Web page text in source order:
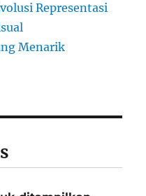
Representasi
Menarik